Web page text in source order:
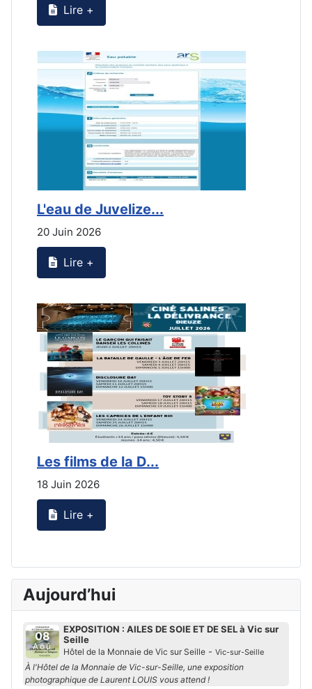
Lire +
L'eau de Juvelize...
20 Juin 2026
Lire +
Les films de la D...
18 Juin 2026
Lire +
Aujourd’hui
08
Aoû
EXPOSITION : AILES DE SOIE ET DE SEL à Vic sur
Seille
Hôtel de la Monnaie de Vic sur Seille - Vic-sur-Seille
À l'Hôtel de la Monnaie de Vic-sur-Seille, une exposition
photographique de Laurent LOUIS vous attend !